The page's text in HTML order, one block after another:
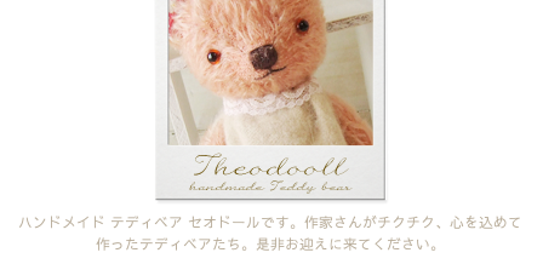
ハンドメイド テディベア セオドールです。作家さんがチクチク、心を込めて
作ったテディベアたち。是非お迎えに来てください。